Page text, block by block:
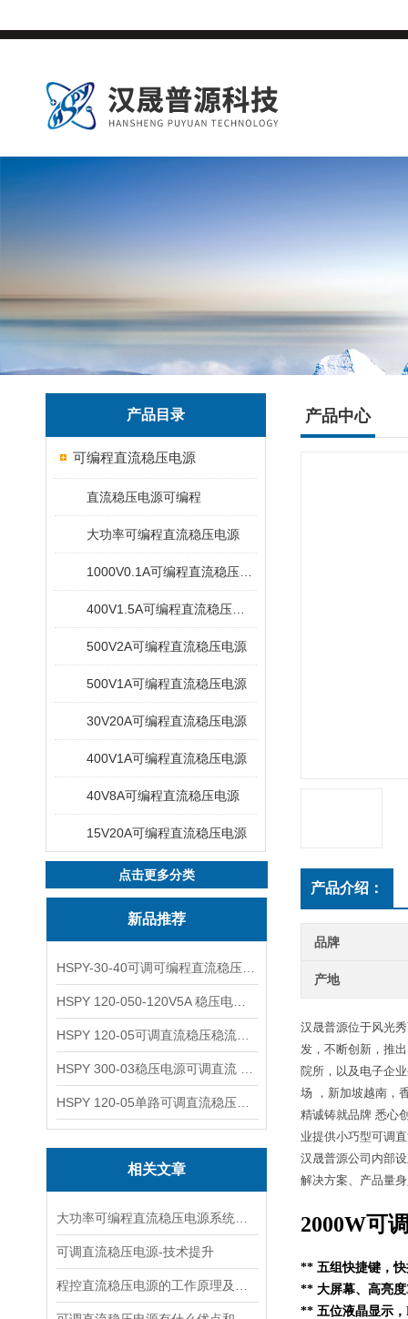
产品目录
可编程直流稳压电源
直流稳压电源可编程
大功率可编程直流稳压电源
500V2A可编程直流稳压电源
500V1A可编程直流稳压电源
30V20A可编程直流稳压电源
400V1A可编程直流稳压电源
40V8A可编程直流稳压电源
15V20A可编程直流稳压电源
点击更多分类
新品推荐
相关文章
可调直流稳压电源-技术提升
产品中心
产品介绍：
品牌
产地
汉晟普源位于风光
发，不断创新，推
院所，以及电子企
场 ，新加坡越南，
精诚铸就品牌 悉心
业提供小巧型可调
汉晟普源公司内部
解决方案、产品量
2000W可
** 五组快捷键，
** 大屏幕、高亮
** 五位液晶显示